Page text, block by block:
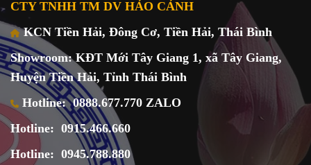
CTY TNHH TM DV HẢO CẢNH
KCN Tiền Hải, Đông Cơ, Tiền Hải, Thái Bình
Showroom: KĐT Mới Tây Giang 1, xã Tây Giang,
Huyện Tiền Hải, Tỉnh Thái Bình
Hotline:0888.677.770 ZALO
Hotline: 0915.466.660
Hotline: 0945.788.880